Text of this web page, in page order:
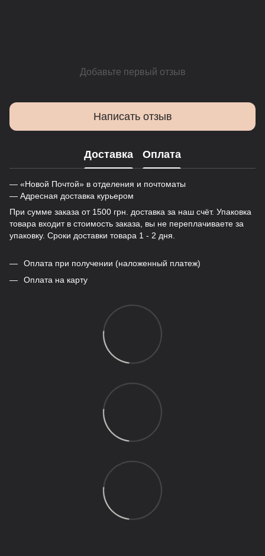
Добавьте первый отзыв
Написать отзыв
Доставка Оплата
— «Новой Почтой» в отделения и почтоматы
— Адресная доставка курьером
При сумме заказа от 1500 грн. доставка за наш счёт. Упаковка
товара входит в стоимость заказа, вы не переплачиваете за
упаковку. Сроки доставки товара 1 - 2 дня.
Оплата при получении (наложенный платеж)
Оплата на карту